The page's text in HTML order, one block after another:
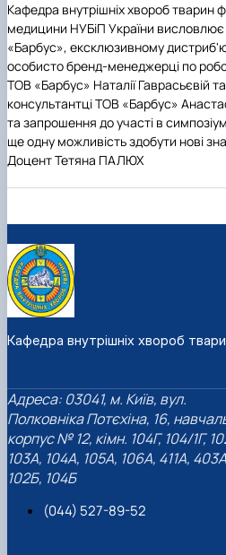
Кафедра внутрішніх хвороб тварин
медицини НУБіП України висловлює
«Барбус», ексклюзивному
особисто бренд-менеджерці по
ТОВ «Барбус» Наталії Гаврасьєвій
консультантці ТОВ «Барбус»
та запрошення до участі в
ще одну можливість здобути нові
Доцент Тетяна ПАЛЮХ
Кафедра внутрішніх хвороб
Адреса: 03041, м. Київ, вул.
Полковніка Потєхіна, 16,
корпус № 12, кімн. 104Г, 104/1Г,
103А, 104А, 105А, 106А, 411А,
102Б, 104Б
(044) 527-89-52